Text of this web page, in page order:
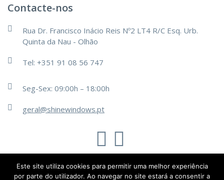
Contacte-nos
Rua Dr. Francisco Inácio Reis Nº2 LT4 R/C Esq. Urb.
Quinta da Nau - Olhão
Tel: +351 91 08 56 747
Seg-Sex: 09:00h – 18:00h
geral@shinewindows.pt
TechsOn
@2019 - Todos os direitos reservados.
Este site utiliza cookies para permitir uma melhor experiência
por parte do utilizador. Ao navegar no site estará a consentir a